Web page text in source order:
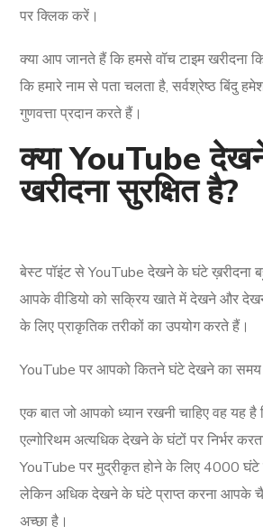
पर क्लिक करें।
क्या आप जानते हैं कि हमसे वॉच टाइम खरीदना
कि हमारे नाम से पता चलता है, सर्वश्रेष्ठ बिंदु
गुणवत्ता प्रदान करते हैं।
क्या YouTube
खरीदना सुरक्षित है?
बेस्ट पॉइंट से YouTube देखने के घंटे ख़रीदना
आपके वीडियो को सक्रिय खाते में देखने और
के लिए प्राकृतिक तरीकों का उपयोग करते हैं।
YouTube पर आपको कितने घंटे देखने का समय
एक बात जो आपको ध्यान रखनी चाहिए वह यह
एल्गोरिथम अत्यधिक देखने के घंटों पर निर्भर
YouTube पर मुद्रीकृत होने के लिए 4000 घंटे
लेकिन अधिक देखने के घंटे प्राप्त करना आपके
अच्छा है।